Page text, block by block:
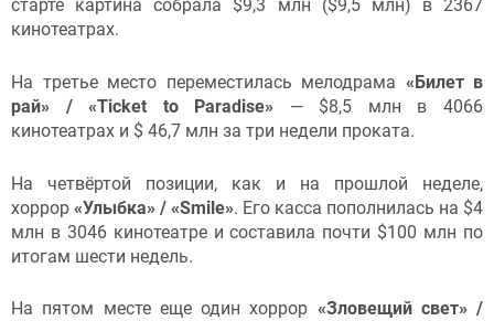
старте картина собрала $9,3 млн ($9,5 млн) в 2367
кинотеатрах.
На третье место переместилась мелодрама «Билет в
рай» / «Ticket to Paradise» — $8,5 млн в 4066
кинотеатрах и $ 46,7 млн за три недели проката.
На четвёртой позиции, как и на прошлой неделе,
хоррор «Улыбка» / «Smile». Его касса пополнилась на $4
млн в 3046 кинотеатре и составила почти $100 млн по
итогам шести недель.
На пятом месте еще один хоррор «Зловещий свет» /